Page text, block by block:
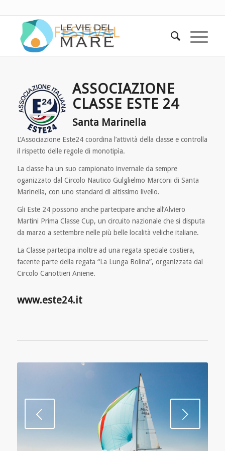
ASSOCIAZIONE
CLASSE ESTE 24
Santa Marinella
L’Associazione Este24 coordina l’attività della classe e controlla
il rispetto delle regole di monotipìa.
La classe ha un suo campionato invernale da sempre
oganizzato dal Circolo Nautico Gulglielmo Marconi di Santa
Marinella, con uno standard di altissimo livello.
Gli Este 24 possono anche partecipare anche all’Alviero
Martini Prima Classe Cup, un circuito nazionale che si disputa
da marzo a settembre nelle più belle località veliche italiane.
La Classe partecipa inoltre ad una regata speciale costiera,
facente parte della regata “La Lunga Bolina”, organizzata dal
Circolo Canottieri Aniene.
www.este24.it
Succ